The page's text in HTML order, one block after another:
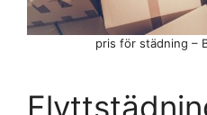
pris för städning –